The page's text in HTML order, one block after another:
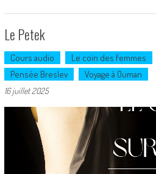
Le Petek
Cours audio Le coin des femmes
Pensée Breslev
Voyage à Ouman
16 juillet 2025